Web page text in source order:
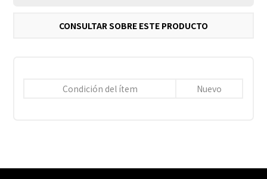
CONSULTAR SOBRE ESTE PRODUCTO
Condición del ítem Nuevo